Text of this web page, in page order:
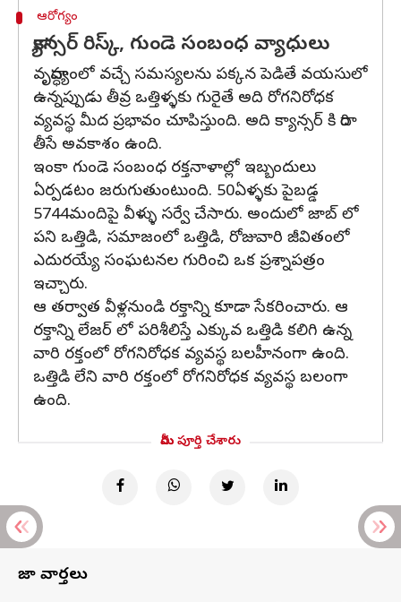
ఆరోగ్యం
క్యాన్సర్ రిస్క్, గుండె సంబంధ వ్యాధులు
వృద్ధాప్యంలో వచ్చే సమస్యలను పక్కన పెడితే వయసులో
ఉన్నప్పుడు తీవ్ర ఒత్తిళ్ళకు గురైతే అది రోగనిరోధక
వ్యవస్థ మీద ప్రభావం చూపిస్తుంది. అది క్యాన్సర్ కి దారి
తీసే అవకాశం ఉంది.
ఇంకా గుండె సంబంధ రక్తనాళాల్లో ఇబ్బందులు
ఏర్పడటం జరుగుతుంటుంది. 50ఏళ్ళకు పైబడ్డ
5744మందిపై వీళ్ళు సర్వే చేసారు. అందులో జాబ్ లో
పని ఒత్తిడి, సమాజంలో ఒత్తిడి, రోజువారి జీవితంలో
ఎదురయ్యే సంఘటనల గురించి ఒక ప్రశ్నాపత్రం
ఇచ్చారు.
ఆ తర్వాత వీళ్లనుండి రక్తాన్ని కూడా సేకరించారు. ఆ
రక్తాన్ని లేజర్ లో పరిశీలిస్తే ఎక్కువ ఒత్తిడి కలిగి ఉన్న
వారి రక్తంలో రోగనిరోధక వ్యవస్థ బలహీనంగా ఉంది.
ఒత్తిడి లేని వారి రక్తంలో రోగనిరోధక వ్యవస్థ బలంగా
ఉంది.
మీరు పూర్తి చేశారు
తాజా వార్తలు